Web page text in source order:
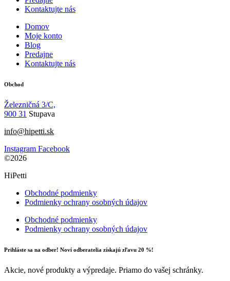
Kontaktujte nás
Domov
Moje konto
Blog
Predajne
Kontaktujte nás
Obchod
Železničná 3/C,
900 31 Stupava
info@hipetti.sk
Instagram Facebook
©2026
HiPetti
Obchodné podmienky
Podmienky ochrany osobných údajov
Obchodné podmienky
Podmienky ochrany osobných údajov
Prihláste sa na odber! Noví odberatelia získajú zľavu 20 %!
Akcie, nové produkty a výpredaje. Priamo do vašej schránky.